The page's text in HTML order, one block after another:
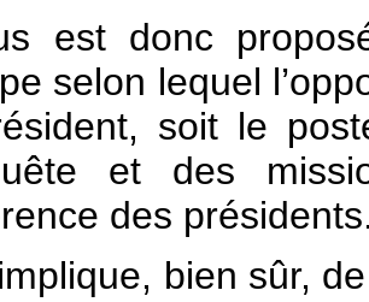
est donc
selon lequel
soit le
et des
des
bien sûr,